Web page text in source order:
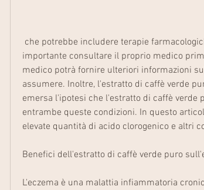
importante consultare il proprio medico
medico potrà fornire ulteriori informazioni
assumere. Inoltre, l'estratto di caffè verde
emersa l'ipotesi che l'estratto di caffè verde
entrambe queste condizioni. In questo
elevate quantità di acido clorogenico e altri
Benefici dell'estratto di caffè verde puro
L'eczema è una malattia infiammatoria